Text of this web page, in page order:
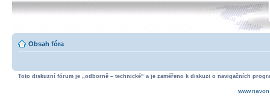
Obsah fóra
Toto diskuzní fórum je „odborně – technické“ a je zaměřeno k diskuzi o navigačních